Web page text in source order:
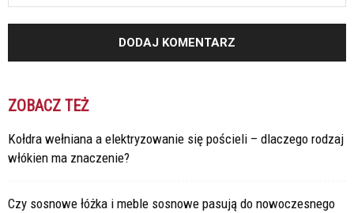
ZOBACZ TEŻ
Kołdra wełniana a elektryzowanie się pościeli – dlaczego rodzaj
włókien ma znaczenie?
Czy sosnowe łóżka i meble sosnowe pasują do nowoczesnego